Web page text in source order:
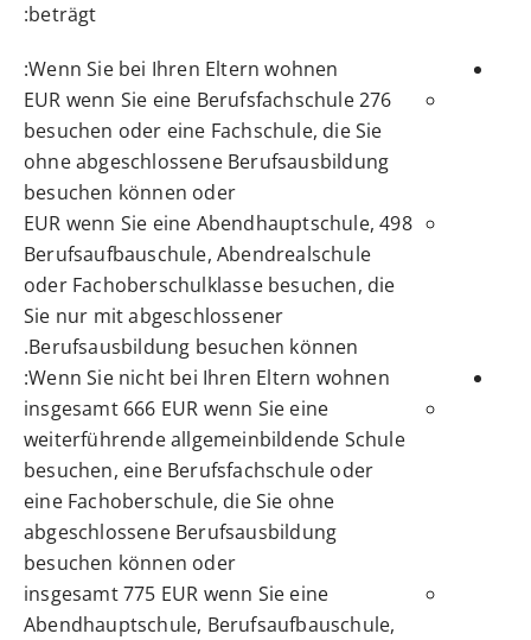
beträgt:
Wenn Sie bei Ihren Eltern wohnen:
276 EUR wenn Sie eine Berufsfachschule
besuchen oder eine Fachschule, die Sie
ohne abgeschlossene Berufsausbildung
besuchen können oder
498 EUR wenn Sie eine Abendhauptschule,
Berufsaufbauschule, Abendrealschule
oder Fachoberschulklasse besuchen, die
Sie nur mit abgeschlossener
Berufsausbildung besuchen können.
Wenn Sie nicht bei Ihren Eltern wohnen:
insgesamt 666 EUR wenn Sie eine
weiterführende allgemeinbildende Schule
besuchen, eine Berufsfachschule oder
eine Fachoberschule, die Sie ohne
abgeschlossene Berufsausbildung
besuchen können oder
insgesamt 775 EUR wenn Sie eine
Abendhauptschule, Berufsaufbauschule,